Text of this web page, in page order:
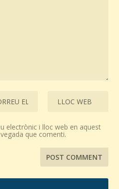
electrònic i lloc web en aquest
que comenti.